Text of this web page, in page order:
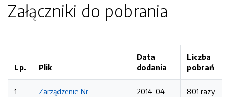
Załączniki do pobrania
Lp. Plik
Data
dodania
Liczba
pobrań
1
Zarządzenie Nr
2014-04-
801 razy